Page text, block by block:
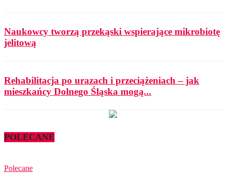
Naukowcy tworzą przekąski wspierające mikrobiotę
jelitową
Rehabilitacja po urazach i przeciążeniach – jak
mieszkańcy Dolnego Śląska mogą...
POLECANE
Polecane